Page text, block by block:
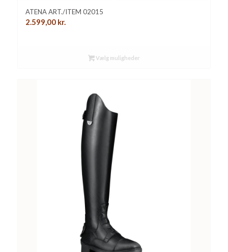
ATENA ART./ITEM 02015
2.599,00 kr.
Vælg muligheder